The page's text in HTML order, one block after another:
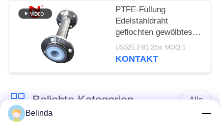
PTFE-Füllung
Edelstahldraht
geflochten gewölbtes
geflochtenes flexibles
Rohr
US$25.2-81.2/pc MOQ:1
KONTAKT
Beliebte Kategorien Alle
Belinda